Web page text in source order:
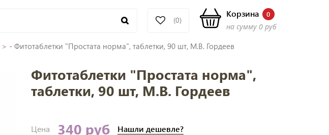
(0)
Корзина 0
на сумму 0 руб
> - Фитотаблетки "Простата норма", таблетки, 90 шт, М.В. Гордеев
Фитотаблетки "Простата норма",
таблетки, 90 шт, М.В. Гордеев
Цена 340 руб Нашли дешевле?